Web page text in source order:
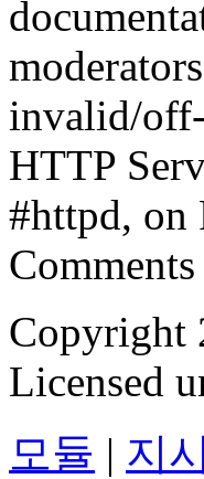
invalid/off-
HTTP
#httpd, on
Copyright
Licensed
모듈 | 지